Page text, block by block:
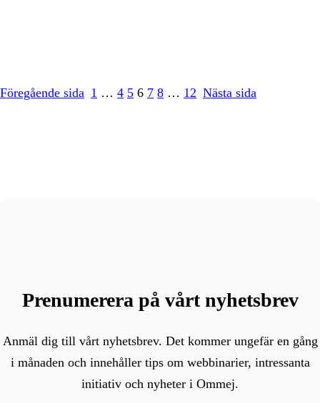
Föregående sida 1 … 4 5 6 7 8 … 12 Nästa sida
Prenumerera på vårt nyhetsbrev
Anmäl dig till vårt nyhetsbrev. Det kommer ungefär en gång
i månaden och innehåller tips om webbinarier, intressanta
initiativ och nyheter i Ommej.